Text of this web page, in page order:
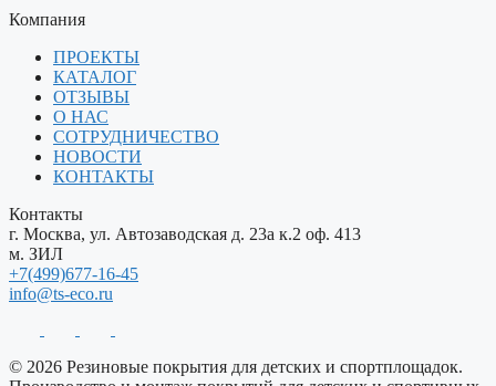
Компания
ПРОЕКТЫ
КАТАЛОГ
ОТЗЫВЫ
О НАС
СОТРУДНИЧЕСТВО
НОВОСТИ
КОНТАКТЫ
Контакты
г. Москва, ул. Автозаводская д. 23а к.2 оф. 413
м. ЗИЛ
+7(499)677-16-45
info@ts-eco.ru
© 2026 Резиновые покрытия для детских и спортплощадок.